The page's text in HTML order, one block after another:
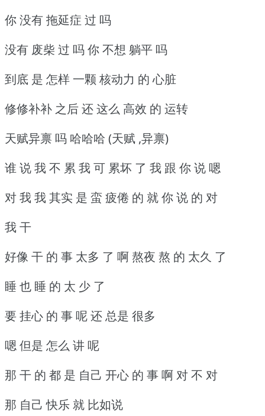
你 没有 拖延症 过 吗
没有 废柴 过 吗 你 不想 躺平 吗
到底 是 怎样 一颗 核动力 的 心脏
修修补补 之后 还 这么 高效 的 运转
天赋异禀 吗 哈哈哈 (天赋 ,异禀)
谁 说 我 不 累 我 可 累坏 了 我 跟 你 说 嗯
对 我 我 其实 是 蛮 疲倦 的 就 你 说 的 对
我 干
好像 干 的 事 太多 了 啊 熬夜 熬 的 太久 了
睡 也 睡 的 太 少 了
要 挂心 的 事 呢 还 总是 很多
嗯 但是 怎么 讲 呢
那 干 的 都 是 自己 开心 的 事 啊 对 不 对
那 自己 快乐 就 比如说